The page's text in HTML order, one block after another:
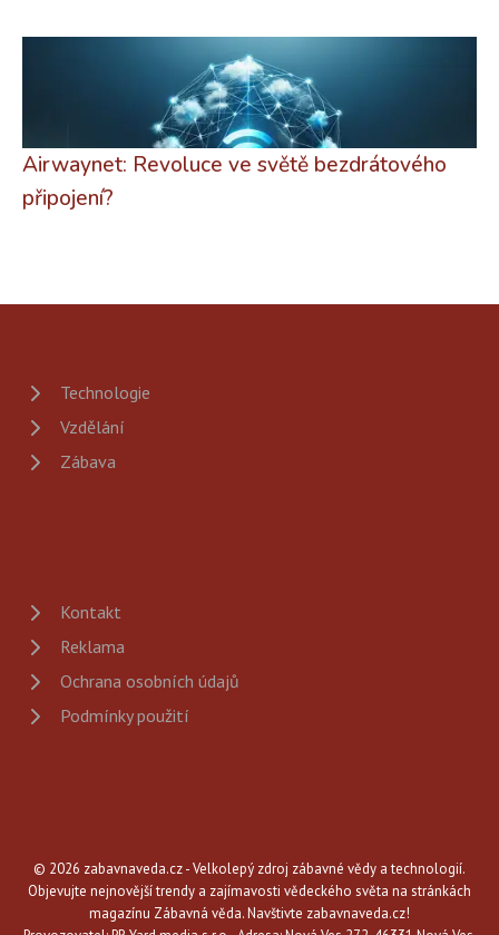
Airwaynet: Revoluce ve světě bezdrátového
připojení?
Technologie
Vzdělání
Zábava
Kontakt
Reklama
Ochrana osobních údajů
Podmínky použití
© 2026 zabavnaveda.cz - Velkolepý zdroj zábavné vědy a technologií.
Objevujte nejnovější trendy a zajímavosti vědeckého světa na stránkách
magazínu Zábavná věda. Navštivte zabavnaveda.cz!